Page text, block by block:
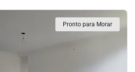
Pronto para Morar